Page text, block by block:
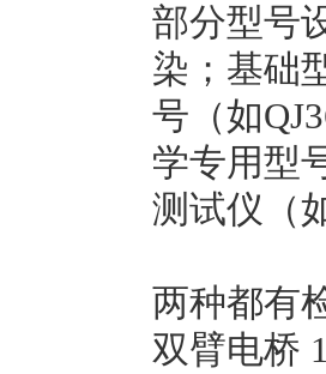
部分型号
染；基础
号（如
学专用型
测试仪（
两种都有
双臂电桥